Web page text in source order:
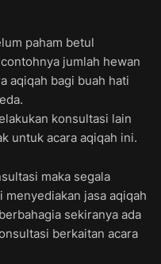
paham betul
jumlah hewan
aqiqah bagi buah hati
konsultasi lain
untuk acara aqiqah ini.
maka segala
menyediakan jasa aqiqah
sekiranya ada
berkaitan acara